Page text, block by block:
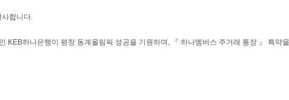
사합니다.
KEB하나은행이 평창 동계올림픽 성공을 기원하며, 『 하나멤버스 주거래 통장 』 특약